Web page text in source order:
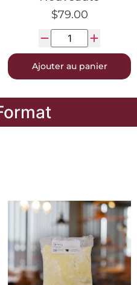
$79.00
Ajouter au panier